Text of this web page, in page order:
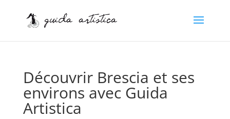
Découvrir Brescia et ses
environs avec Guida
Artistica